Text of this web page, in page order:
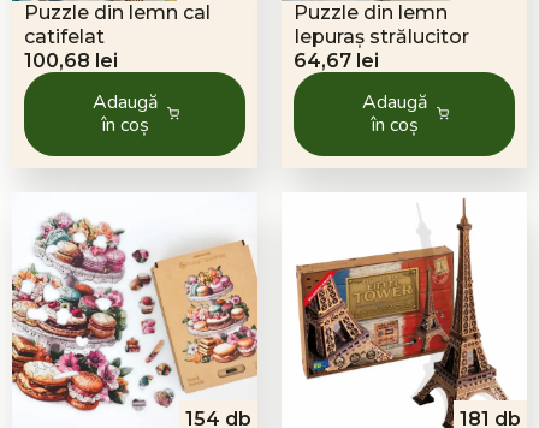
Puzzle din lemn cal
catifelat
100,68 lei
Adaugă
în coș
Puzzle din lemn
Iepuraș strălucitor
64,67 lei
Adaugă
în coș
154 db
181 db